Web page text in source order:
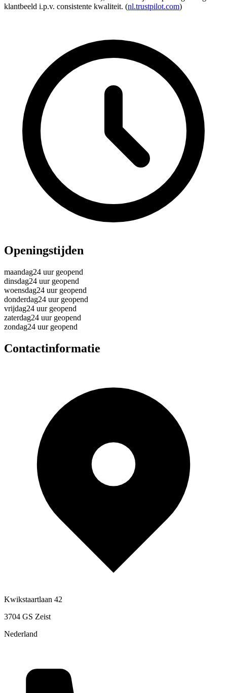
klantbeeld i.p.v. consistente kwaliteit. (nl.trustpilot.com)
Openingstijden
maandag24 uur geopend
dinsdag24 uur geopend
woensdag24 uur geopend
donderdag24 uur geopend
vrijdag24 uur geopend
zaterdag24 uur geopend
zondag24 uur geopend
Contactinformatie
Kwikstaartlaan 42
3704 GS Zeist
Nederland